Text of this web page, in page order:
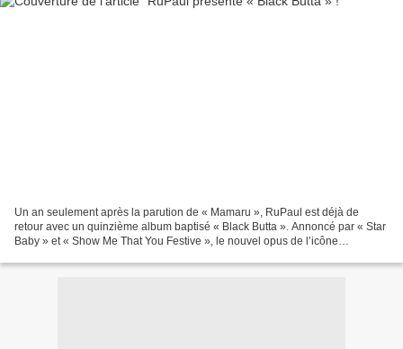
Un an seulement après la parution de « Mamaru », RuPaul est déjà de
retour avec un quinzième album baptisé « Black Butta ». Annoncé par « Star
Baby » et « Show Me That You Festive », le nouvel opus de l’icône